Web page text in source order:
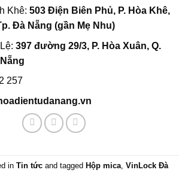
Khê: 503 Điện Biên Phủ, P. Hòa Khê,
Đà Nẵng (gần Mẹ Nhu)
397 đường 29/3, P. Hòa Xuân, Q.
257
in Tin tức and tagged Hộp mica VinLock Đà